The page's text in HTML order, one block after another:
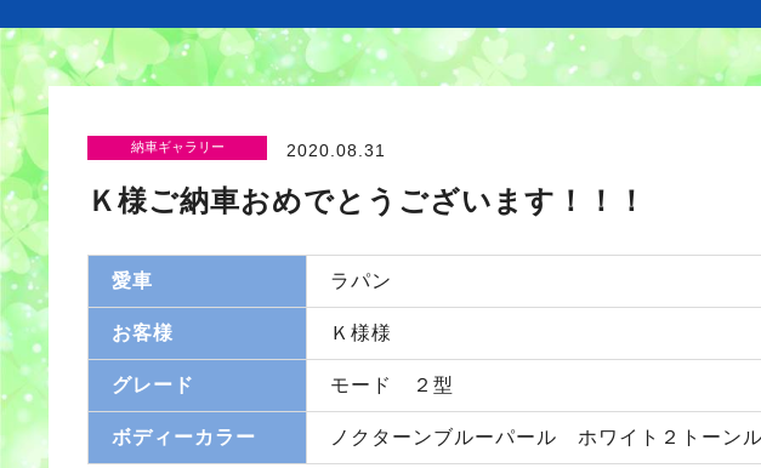
納車ギャラリー 2020.08.31
Ｋ様ご納車おめでとうございます！！！
愛車 ラパン
お客様 Ｋ様様
グレード モード ２型
ボディーカラー ノクターンブルーパール ホワイト２トーン